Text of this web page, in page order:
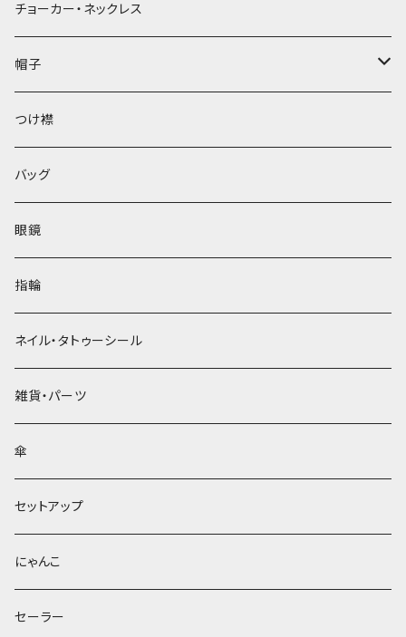
チョーカー・ネックレス
帽子
ベレー帽
つけ襟
バッグ
眼鏡
指輪
ネイル・タトゥーシール
雑貨・パーツ
傘
セットアップ
にゃんこ
セーラー